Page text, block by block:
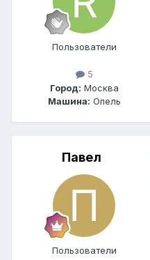
Пользователи
5
Город: Москва
Машина: Опель
Павел
Пользователи